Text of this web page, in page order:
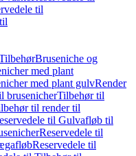
til
Bruseniche og
med plant
med plant gulvRender
brusenicherTilbehør til
til render til
til Gulvafløb til
Reservedele til
Reservedele til